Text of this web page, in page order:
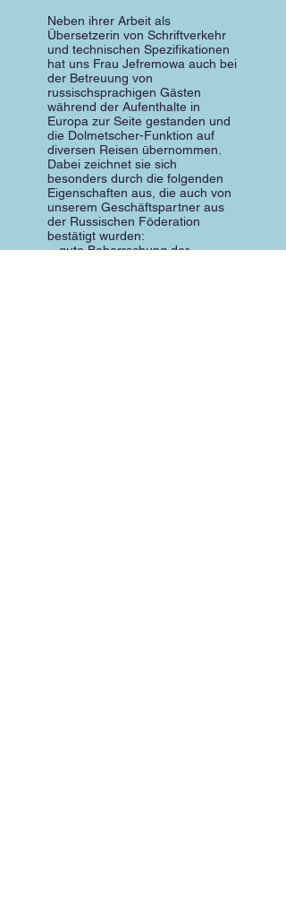
Neben ihrer Arbeit als
Übersetzerin von Schriftverkehr
und technischen Spezifikationen
hat uns Frau Jefremowa auch bei
der Betreuung von
russischsprachigen Gästen
während der Aufenthalte in
Europa zur Seite gestanden und
die Dolmetscher-Funktion auf
diversen Reisen übernommen.
Dabei zeichnet sie sich
besonders durch die folgenden
Eigenschaften aus, die auch von
unserem Geschäftspartner aus
der Russischen Föderation
bestätigt wurden:
- gute Beherrschung der